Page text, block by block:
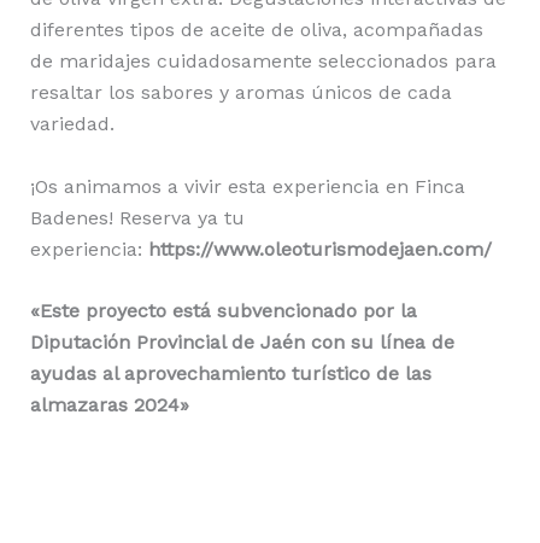
diferentes tipos de aceite de oliva, acompañadas
de maridajes cuidadosamente seleccionados para
resaltar los sabores y aromas únicos de cada
variedad.
¡Os animamos a vivir esta experiencia en Finca
Badenes! Reserva ya tu
experiencia: https://www.oleoturismodejaen.com/
«Este proyecto está subvencionado por la
Diputación Provincial de Jaén con su línea de
ayudas al aprovechamiento turístico de las
almazaras 2024»